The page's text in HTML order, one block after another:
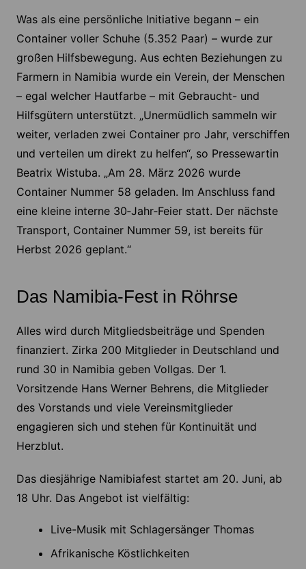
Was als eine persönliche Initiative begann – ein
Container voller Schuhe (5.352 Paar) – wurde zur
großen Hilfsbewegung. Aus echten Beziehungen zu
Farmern in Namibia wurde ein Verein, der Menschen
– egal welcher Hautfarbe – mit Gebraucht- und
Hilfsgütern unterstützt. „Unermüdlich sammeln wir
weiter, verladen zwei Container pro Jahr, verschiffen
und verteilen um direkt zu helfen“, so Pressewartin
Beatrix Wistuba. „Am 28. März 2026 wurde
Container Nummer 58 geladen. Im Anschluss fand
eine kleine interne 30‑Jahr‑Feier statt. Der nächste
Transport, Container Nummer 59, ist bereits für
Herbst 2026 geplant.“
Das Namibia-Fest in Röhrse
Alles wird durch Mitgliedsbeiträge und Spenden
finanziert. Zirka 200 Mitglieder in Deutschland und
rund 30 in Namibia geben Vollgas. Der 1.
Vorsitzende Hans Werner Behrens, die Mitglieder
des Vorstands und viele Vereinsmitglieder
engagieren sich und stehen für Kontinuität und
Herzblut.
Das diesjährige Namibiafest startet am 20. Juni, ab
18 Uhr. Das Angebot ist vielfältig:
Live-Musik mit Schlagersänger Thomas
Afrikanische Köstlichkeiten